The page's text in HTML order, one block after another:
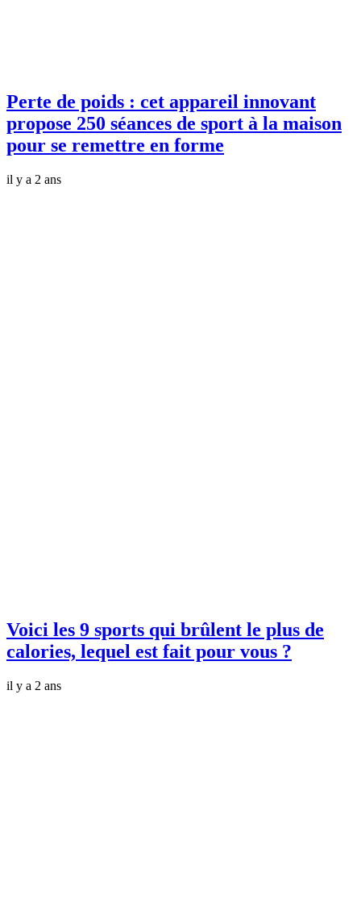
Perte de poids : cet appareil innovant
propose 250 séances de sport à la maison
pour se remettre en forme
il y a 2 ans
Voici les 9 sports qui brûlent le plus de
calories, lequel est fait pour vous ?
il y a 2 ans